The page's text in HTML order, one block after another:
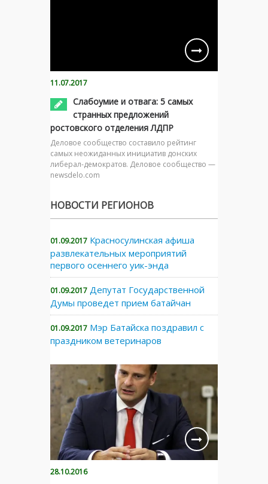
11.07.2017
Слабоумие и отвага: 5 самых
странных предложений
ростовского отделения ЛДПР
Деловое сообщество составило рейтинг
самых неожиданных инициатив донских
либерал-демократов. Деловое сообщество —
newsdelo.com
НОВОСТИ РЕГИОНОВ
01.09.2017 Красносулинская афиша
развлекательных мероприятий
первого осеннего уик-энда
01.09.2017 Депутат Государственной
Думы проведет прием батайчан
01.09.2017 Мэр Батайска поздравил с
праздником ветеринаров
28.10.2016